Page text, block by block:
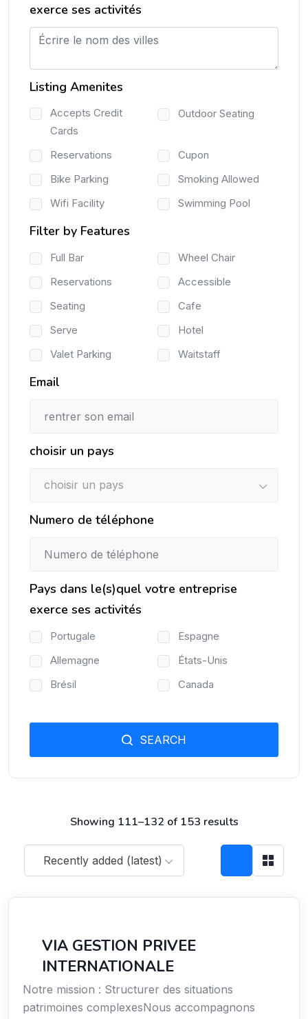
Showing 111–132 of 153 results
Recently added (latest)
VIA GESTION PRIVEE
INTERNATIONALE
Notre mission : Structurer des situations
patrimoines complexesNous accompagnons
exerce ses activités
Listing Amenites
Accepts Credit
Cards
Outdoor Seating
Reservations
Cupon
Bike Parking
Smoking Allowed
Wifi Facility
Swimming Pool
Filter by Features
Full Bar
Wheel Chair
Reservations
Accessible
Seating
Cafe
Serve
Hotel
Valet Parking
Waitstaff
Email
choisir un pays
choisir un pays
Numero de téléphone
Pays dans le(s)quel votre entreprise
exerce ses activités
Portugale
Espagne
Allemagne
États-Unis
Brésil
Canada
SEARCH